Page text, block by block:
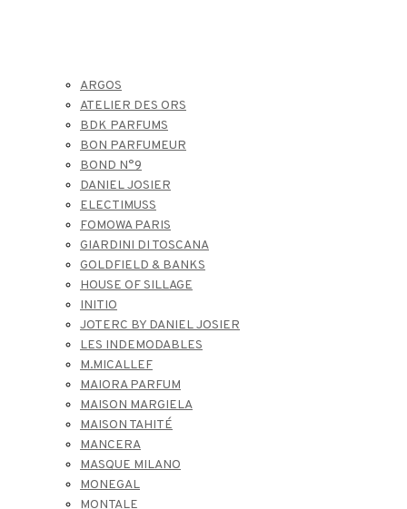
ARGOS
ATELIER DES ORS
BDK PARFUMS
BON PARFUMEUR
BOND N°9
DANIEL JOSIER
ELECTIMUSS
FOMOWA PARIS
GIARDINI DI TOSCANA
GOLDFIELD & BANKS
HOUSE OF SILLAGE
INITIO
JOTERC BY DANIEL JOSIER
LES INDEMODABLES
M.MICALLEF
MAIORA PARFUM
MAISON MARGIELA
MAISON TAHITÉ
MANCERA
MASQUE MILANO
MONEGAL
MONTALE